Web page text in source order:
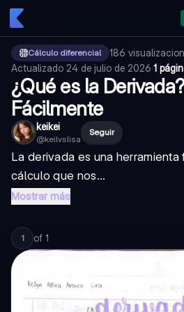
Cálculo diferencial 186
Actualizado 24 de julio de 2026·1
¿Qué es la
Fácilmente
keikei
@keilvslisa
Seguir
La derivada es una
cálculo que nos...
Mostrar más
1 of 1